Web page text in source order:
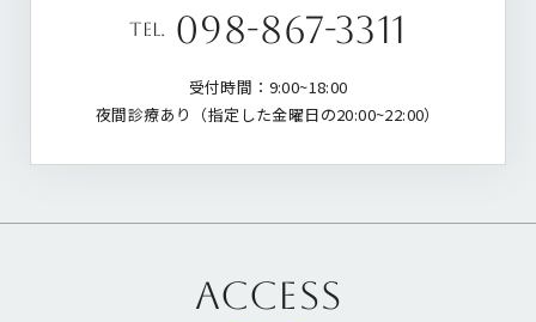
tel. 098-867-3311
受付時間：9:00~18:00
夜間診療あり（指定した金曜日の20:00~22:00）
ACCESS